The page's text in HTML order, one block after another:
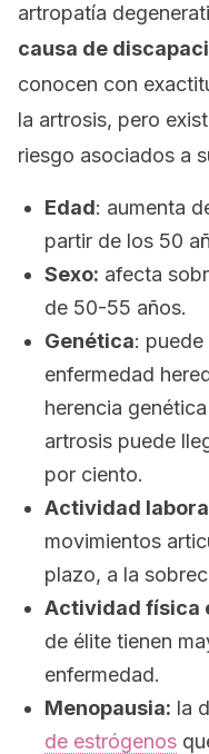
artropatía
causa de
conocen con
la artrosis, pero
riesgo asociados a
Edad: aumenta
partir de los 50
Sexo: afecta
de 50-55 años.
Genética: puede
enfermedad
herencia
artrosis puede
por ciento.
Actividad
movimientos
plazo, a la
Actividad física
de élite tienen
enfermedad.
Menopausia: la
de estrógenos